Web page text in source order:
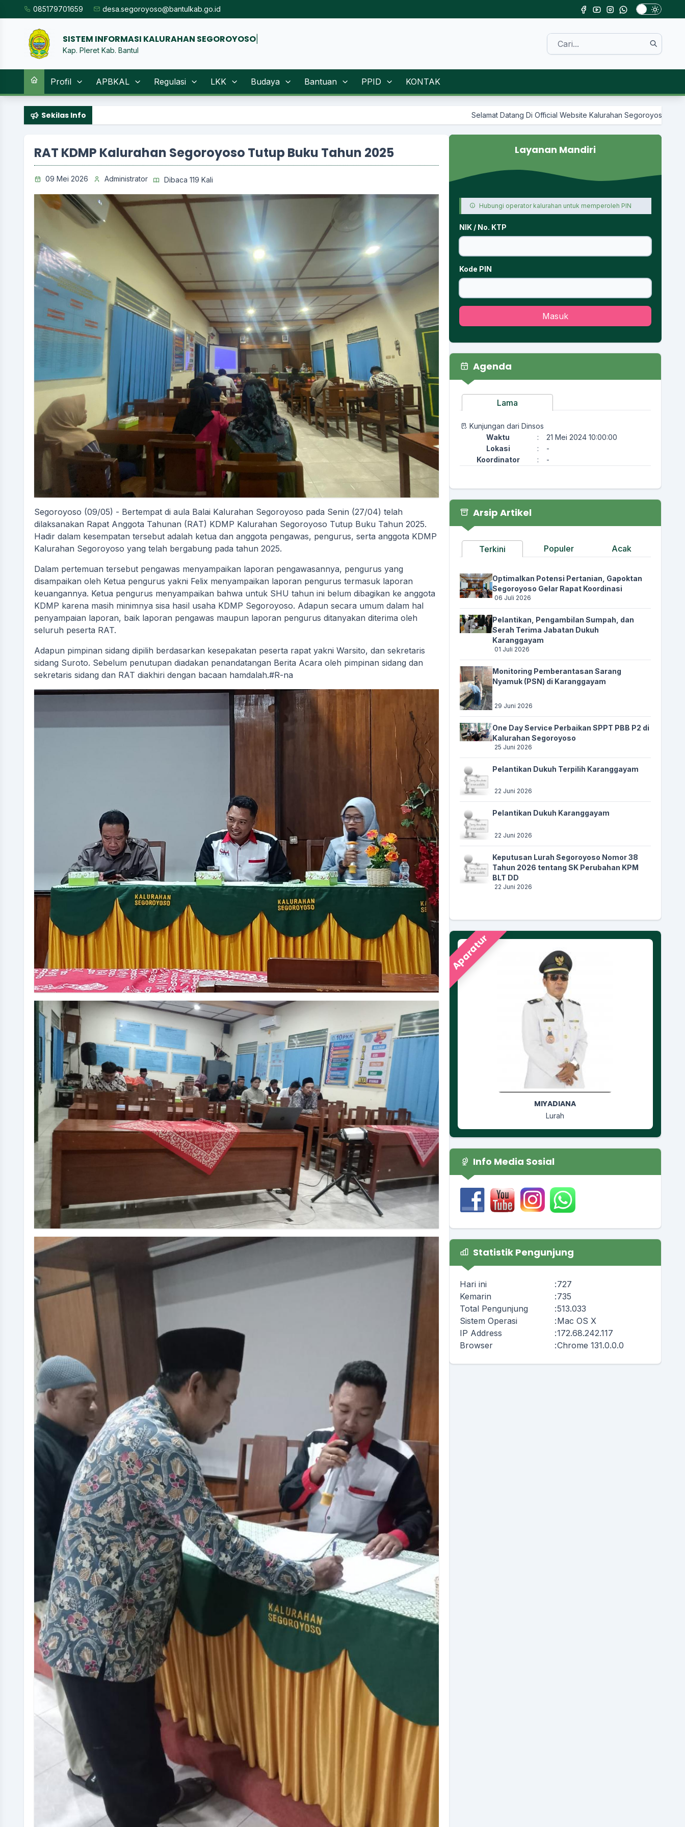
085179701659 desa.segoroyoso@bantulkab.go.id
S|
Kap. Pleret Kab. Bantul
Profil APBKAL Regulasi LKK Budaya Bantuan PPID KONTAK
Sekilas Info Selamat Datang Di Official Website Kalurahan Segoroyoso
RAT KDMP Kalurahan Segoroyoso Tutup Buku Tahun 2025
09 Mei 2026 Administrator Dibaca 119 Kali
Segoroyoso (09/05) - Bertempat di aula Balai Kalurahan Segoroyoso pada Senin (27/04) telah
dilaksanakan Rapat Anggota Tahunan (RAT) KDMP Kalurahan Segoroyoso Tutup Buku Tahun 2025.
Hadir dalam kesempatan tersebut adalah ketua dan anggota pengawas, pengurus, serta anggota KDMP
Kalurahan Segoroyoso yang telah bergabung pada tahun 2025.
Dalam pertemuan tersebut pengawas menyampaikan laporan pengawasannya, pengurus yang
disampaikan oleh Ketua pengurus yakni Felix menyampaikan laporan pengurus termasuk laporan
keuangannya. Ketua pengurus menyampaikan bahwa untuk SHU tahun ini belum dibagikan ke anggota
KDMP karena masih minimnya sisa hasil usaha KDMP Segoroyoso. Adapun secara umum dalam hal
penyampaian laporan, baik laporan pengawas maupun laporan pengurus ditanyakan diterima oleh
seluruh peserta RAT.
Adapun pimpinan sidang dipilih berdasarkan kesepakatan peserta rapat yakni Warsito, dan sekretaris
sidang Suroto. Sebelum penutupan diadakan penandatangan Berita Acara oleh pimpinan sidang dan
sekretaris sidang dan RAT diakhiri dengan bacaan hamdalah.#R-na
Layanan Mandiri
Hubungi operator kalurahan untuk memperoleh PIN
NIK / No. KTP
Kode PIN
Masuk
Agenda
Lama
Kunjungan dari Dinsos
Waktu
:
21 Mei 2024 10:00:00
Lokasi
:
-
Koordinator
: -
Arsip Artikel
Terkini Populer Acak
Optimalkan Potensi Pertanian, Gapoktan
Segoroyoso Gelar Rapat Koordinasi
06 Juli 2026
Pelantikan, Pengambilan Sumpah, dan
Serah Terima Jabatan Dukuh
Karanggayam
01 Juli 2026
Monitoring Pemberantasan Sarang
Nyamuk (PSN) di Karanggayam
29 Juni 2026
One Day Service Perbaikan SPPT PBB P2 di
Kalurahan Segoroyoso
25 Juni 2026
Pelantikan Dukuh Terpilih Karanggayam
22 Juni 2026
Pelantikan Dukuh Karanggayam
22 Juni 2026
Keputusan Lurah Segoroyoso Nomor 38
Tahun 2026 tentang SK Perubahan KPM
BLT DD
22 Juni 2026
Aparatur
DITA DWI PAMILASARI
Tata Laksana
MIYADIANA
Lurah
RUSGIYANTI
Jagabaya
Info Media Sosial
Statistik Pengunjung
Hari ini :727
Kemarin
:735
Total Pengunjung
:513.033
Sistem Operasi
:Mac OS X
IP Address
:172.68.242.117
Browser
:Chrome 131.0.0.0